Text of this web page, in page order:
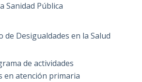
Sanidad Pública
de Desigualdades en la Salud
de actividades
en atención primaria